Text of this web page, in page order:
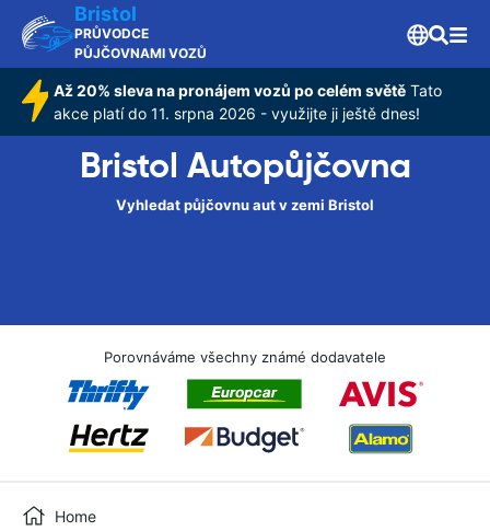
Bristol
PRŮVODCE
PŮJČOVNAMI VOZŮ
Až 20% sleva na pronájem vozů po celém světě Tato
akce platí do 11. srpna 2026 - využijte ji ještě dnes!
Bristol Autopůjčovna
Vyhledat půjčovnu aut v zemi Bristol
Porovnáváme všechny známé dodavatele
Home